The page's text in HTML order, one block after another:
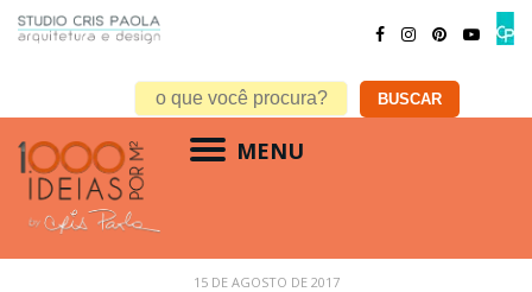
MENU
estilo sala – Clean
15 DE AGOSTO DE 2017